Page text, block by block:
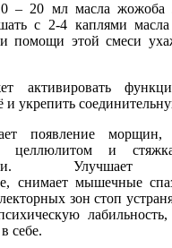
– 20 мл масла жожоба
с 2-4 каплями масла
помощи этой смеси
активировать
и укрепить
появление морщин,
целлюлитом и
Улучшает
снимает мышечные
зон стоп
лабильность,
себе.